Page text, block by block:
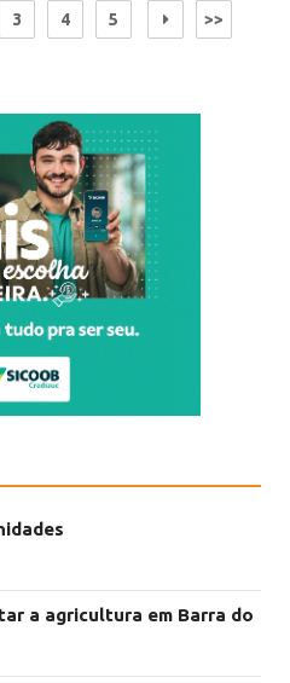
3 4 5 >>
a agricultura em Barra do